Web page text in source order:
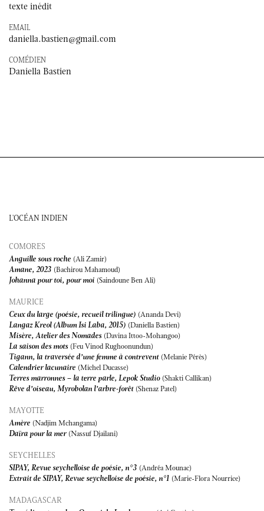
texte inédit
EMAIL
daniella.bastien@gmail.com
COMÉDIEN
Daniella Bastien
L'OCÉAN INDIEN
COMORES
Anguille sous roche (Ali Zamir)
Amane, 2023 (Bachirou Mahamoud)
Johanna pour toi, pour moi (Saindoune Ben Ali)
MAURICE
Ceux du large (poésie, recueil trilingue) (Ananda Devi)
Langaz Kreol (Album Isi Laba, 2015) (Daniella Bastien)
Misère, Atelier des Nomades (Davina Ittoo-Mohangoo)
La saison des mots (Feu Vinod Rughoonundun)
Tigann, la traversée d’une femme à contrevent (Melanie Pérès)
Calendrier lacunaire (Michel Ducasse)
Terres marronnes – la terre parle, Lepok Studio (Shakti Callikan)
Rêve d’oiseau, Myrobolan l’arbre-forêt (Shenaz Patel)
MAYOTTE
Amère (Nadjim Mchangama)
Daïra pour la mer (Nassuf Djailani)
SEYCHELLES
SIPAY, Revue seychelloise de poésie, n°3 (Andréa Mounac)
Extrait de SIPAY, Revue seychelloise de poésie, n°1 (Marie-Flora Nourrice)
MADAGASCAR